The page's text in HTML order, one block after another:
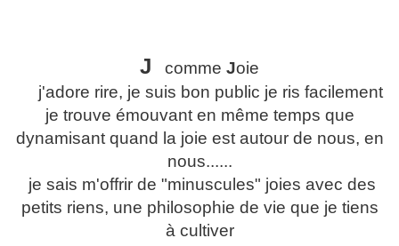
J comme Joie
j'adore rire, je suis bon public je ris facilement
je trouve émouvant en même temps que
dynamisant quand la joie est autour de nous, en
nous......
je sais m'offrir de "minuscules" joies avec des
petits riens, une philosophie de vie que je tiens
à cultiver